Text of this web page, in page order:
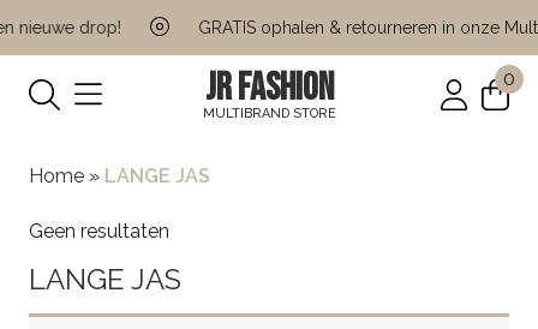
nieuwe drop! GRATIS ophalen & retourneren in onze
JR FASHION
MULTIBRAND STORE
0
Home » LANGE JAS
Geen resultaten
LANGE JAS